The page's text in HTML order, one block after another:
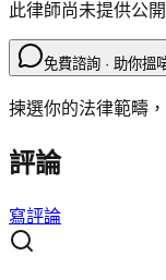
此律師尚未提供公
免費諮詢 · 助你搵
揀選你的法律範疇
評論
寫評論